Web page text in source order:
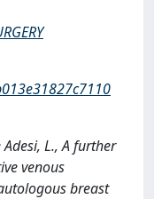
L., A further
venous
breast